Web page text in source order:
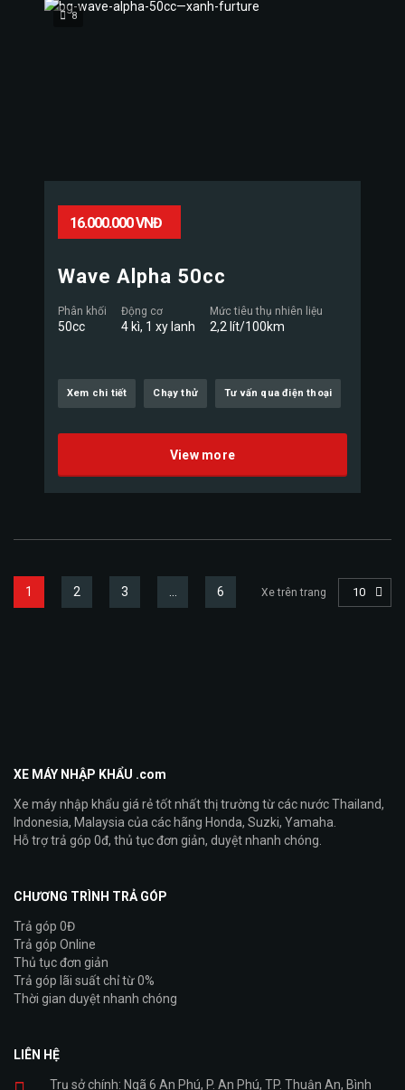
8
16.000.000 VNĐ
Wave Alpha 50cc
Phân khối
50cc
Động cơ
4 kì, 1 xy lanh
Mức tiêu thụ nhiên liệu
2,2 lít/100km
Xem chi tiết Chạy thử Tư vấn qua điện thoại
View more
1 2 3 6 Xe trên trang 10
XE MÁY NHẬP KHẨU .com
Xe máy nhập khẩu giá rẻ tốt nhất thị trường từ các nước Thailand,
Indonesia, Malaysia của các hãng Honda, Suzki, Yamaha.
Hỗ trợ trả góp 0đ, thủ tục đơn giản, duyệt nhanh chóng.
CHƯƠNG TRÌNH TRẢ GÓP
Trả góp 0Đ
Trả góp Online
Thủ tục đơn giản
Trả góp lãi suất chỉ từ 0%
Thời gian duyệt nhanh chóng
LIÊN HỆ
Trụ sở chính: Ngã 6 An Phú, P. An Phú, TP. Thuận An, Bình